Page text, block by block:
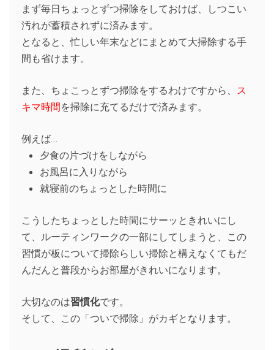
まず毎日ちょっとずつ掃除をしておけば、しつこい
汚れが蓄積されずに済みます。
となると、忙しい年末などにまとめて大掃除する手
間も省けます。
また、ちょこっとずつ掃除をするわけですから、 ス
キマ時間を掃除に充てるだけで済みます。
例えば…
夕食の片づけをしながら
お風呂に入りながら
就寝前のちょっとした時間に
こうしたちょっとした時間にサーッときれいにし
て、ルーティンワークの一部にしてしまうと、この
習慣が板について掃除らしい掃除と構えなくてもだ
んだんと普段からお部屋がきれいになります。
大切なのは習慣化です。
そして、この「ついで掃除」がカギとなります。